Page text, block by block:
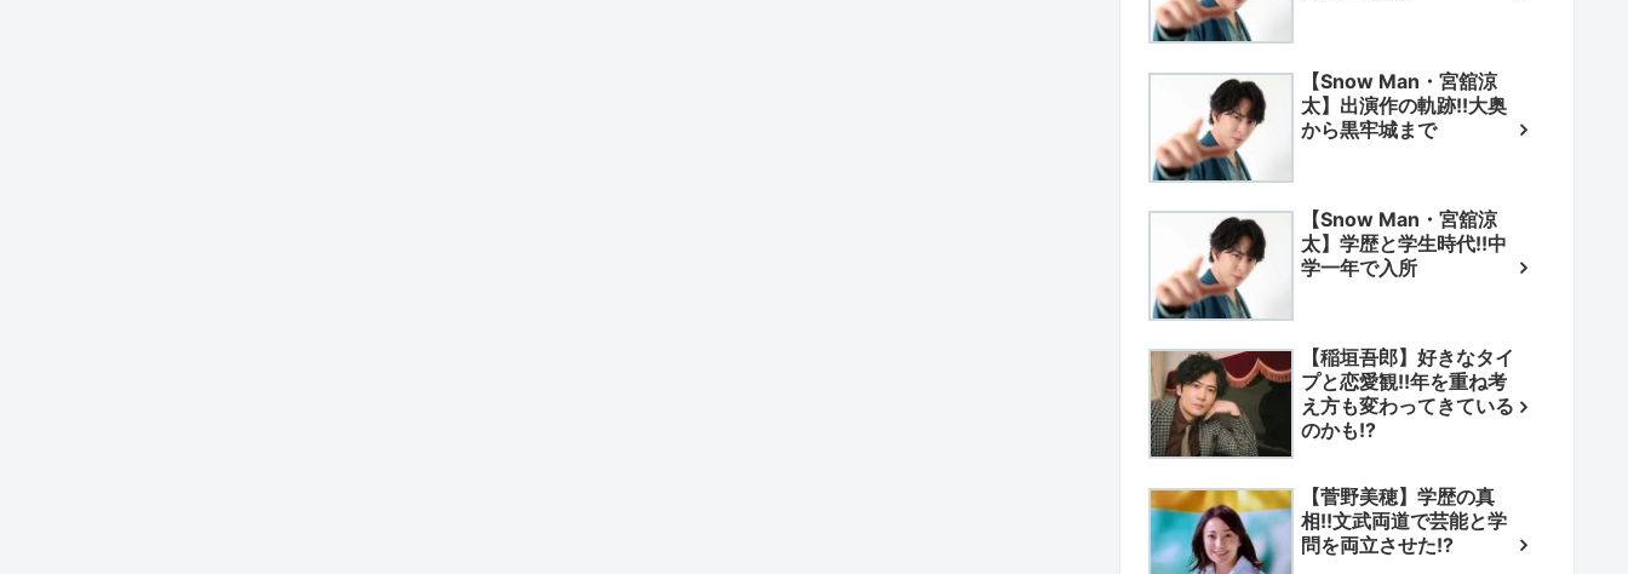
【Snow Man・宮舘涼
太】出演作の軌跡!!大奥
から黒牢城まで
【Snow Man・宮舘涼
太】学歴と学生時代!!中
学一年で入所
【稲垣吾郎】好きなタイ
プと恋愛観!!年を重ね考
え方も変わってきている
のかも!?
【菅野美穂】学歴の真
相!!文武両道で芸能と学
問を両立させた!?